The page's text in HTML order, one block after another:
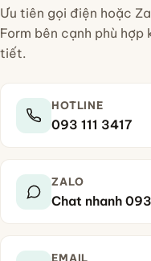
Ưu tiên gọi điện hoặc
Form bên cạnh phù hợp
tiết.
HOTLINE
093 111 3417
ZALO
Chat nhanh 093
EMAIL